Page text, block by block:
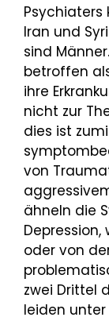
Psychiaters
Iran und
sind
betroffen
ihre
nicht zur
dies ist
von
ähneln die
oder von
zwei Drittel
leiden